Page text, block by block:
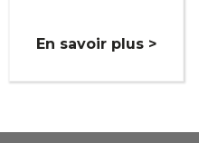
En savoir plus >